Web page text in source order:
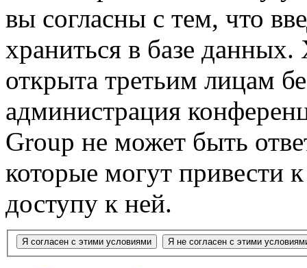
вы согласны с тем, что
храниться в базе
открыта третьим лицам
администрация
Group не может быть
которые могут привести
доступу к ней.